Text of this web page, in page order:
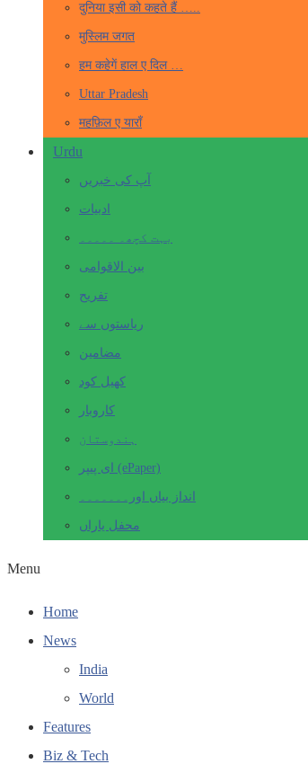
दुनिया इसी को कहते हैं …..
मुस्लिम जगत
हम कहेगें हाल ए दिल …
Uttar Pradesh
महफ़िल ए याराँ
Urdu
آپ کی خبریں
ادبیات
بہت کچھ۔ ۔۔۔۔۔
بین الاقوامی
تفریح
ریاستوں سے
مضامین
کھیل کود
کاروبار
ہندوستان
ای پیپر (ePaper)
انداز بیاں اور۔۔۔۔۔۔۔
محفل یاراں
Menu
Home
News
India
World
Features
Biz & Tech